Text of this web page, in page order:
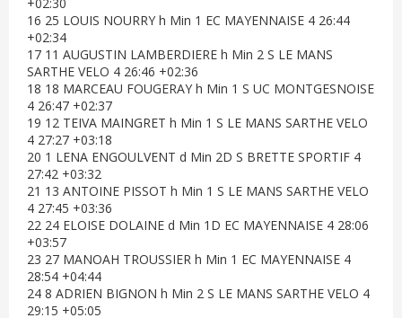
16 25 LOUIS NOURRY h Min 1 EC MAYENNAISE 4 26:44
+02:34
17 11 AUGUSTIN LAMBERDIERE h Min 2 S LE MANS
SARTHE VELO 4 26:46 +02:36
18 18 MARCEAU FOUGERAY h Min 1 S UC MONTGESNOISE
4 26:47 +02:37
19 12 TEIVA MAINGRET h Min 1 S LE MANS SARTHE VELO
4 27:27 +03:18
20 1 LENA ENGOULVENT d Min 2D S BRETTE SPORTIF 4
27:42 +03:32
21 13 ANTOINE PISSOT h Min 1 S LE MANS SARTHE VELO
4 27:45 +03:36
22 24 ELOISE DOLAINE d Min 1D EC MAYENNAISE 4 28:06
+03:57
23 27 MANOAH TROUSSIER h Min 1 EC MAYENNAISE 4
28:54 +04:44
24 8 ADRIEN BIGNON h Min 2 S LE MANS SARTHE VELO 4
29:15 +05:05